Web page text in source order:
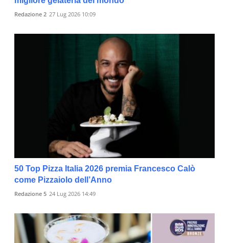
Redazione 2 27 Lug 2026 10:09
50 Top Pizza Italia 2026 premia Francesco Calò
come Pizzaiolo dell’Anno
Redazione 5 24 Lug 2026 14:49